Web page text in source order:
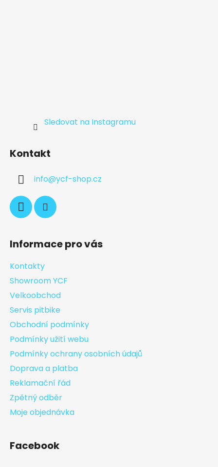
Sledovat na Instagramu
Kontakt
info@ycf-shop.cz
Informace pro vás
Kontakty
Showroom YCF
Velkoobchod
Servis pitbike
Obchodní podmínky
Podmínky užití webu
Podmínky ochrany osobních údajů
Doprava a platba
Reklamační řád
Zpětný odběr
Moje objednávka
Facebook